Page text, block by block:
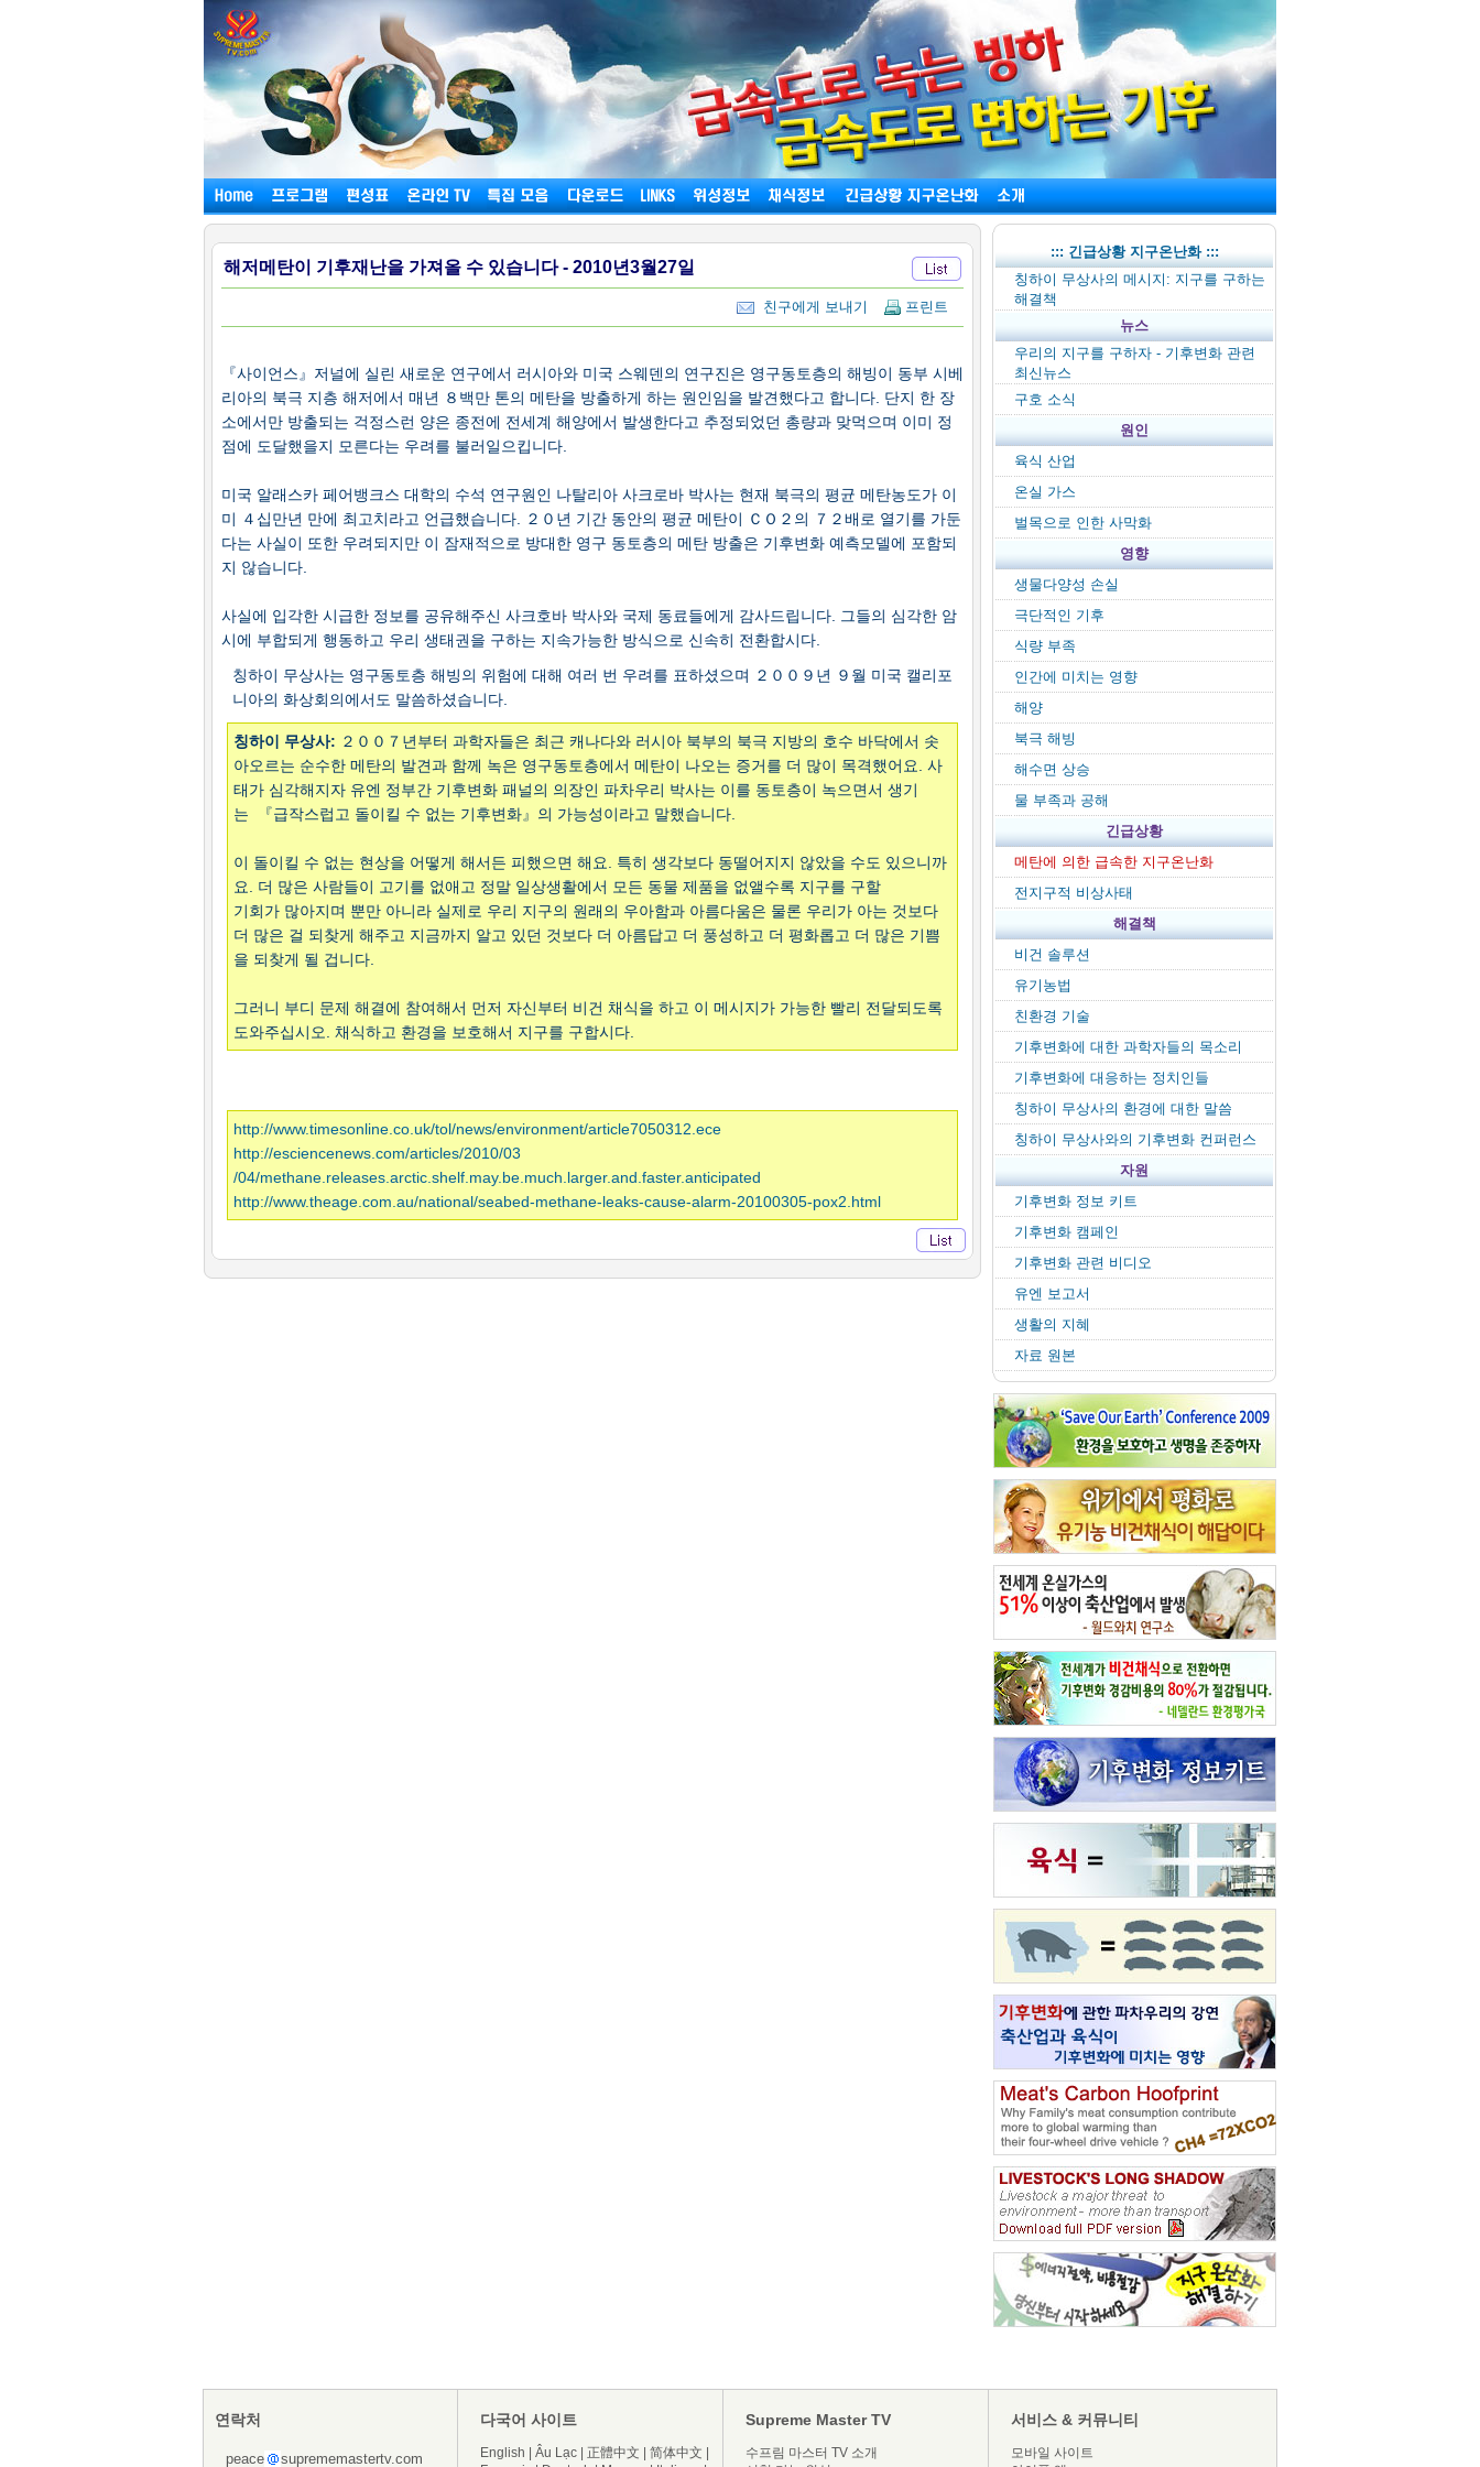
해저메탄이 기후재난을 가져올 수 있습니다 - 2010년3월27일
친구에게 보내기 프린트
『사이언스』저널에 실린 새로운 연구에서 러시아와 미국 스웨덴의 연구진은 영구동토층의 해빙이 동부 시베
리아의 북극 지층 해저에서 매년 ８백만 톤의 메탄을 방출하게 하는 원인임을 발견했다고 합니다. 단지 한 장
소에서만 방출되는 걱정스런 양은 종전에 전세계 해양에서 발생한다고 추정되었던 총량과 맞먹으며 이미 정
점에 도달했을지 모른다는 우려를 불러일으킵니다.
미국 알래스카 페어뱅크스 대학의 수석 연구원인 나탈리아 사크로바 박사는 현재 북극의 평균 메탄농도가 이
미 ４십만년 만에 최고치라고 언급했습니다. ２０년 기간 동안의 평균 메탄이 ＣＯ２의 ７２배로 열기를 가둔
다는 사실이 또한 우려되지만 이 잠재적으로 방대한 영구 동토층의 메탄 방출은 기후변화 예측모델에 포함되
지 않습니다.
사실에 입각한 시급한 정보를 공유해주신 사크호바 박사와 국제 동료들에게 감사드립니다. 그들의 심각한 암
시에 부합되게 행동하고 우리 생태권을 구하는 지속가능한 방식으로 신속히 전환합시다.
칭하이 무상사는 영구동토층 해빙의 위험에 대해 여러 번 우려를 표하셨으며 ２００９년 ９월 미국 캘리포
니아의 화상회의에서도 말씀하셨습니다.
칭하이 무상사: ２００７년부터 과학자들은 최근 캐나다와 러시아 북부의 북극 지방의 호수 바닥에서 솟
아오르는 순수한 메탄의 발견과 함께 녹은 영구동토층에서 메탄이 나오는 증거를 더 많이 목격했어요. 사
태가 심각해지자 유엔 정부간 기후변화 패널의 의장인 파차우리 박사는 이를 동토층이 녹으면서 생기
는 『급작스럽고 돌이킬 수 없는 기후변화』의 가능성이라고 말했습니다.
이 돌이킬 수 없는 현상을 어떻게 해서든 피했으면 해요. 특히 생각보다 동떨어지지 않았을 수도 있으니까
요. 더 많은 사람들이 고기를 없애고 정말 일상생활에서 모든 동물 제품을 없앨수록 지구를 구할
기회가 많아지며 뿐만 아니라 실제로 우리 지구의 원래의 우아함과 아름다움은 물론 우리가 아는 것보다
더 많은 걸 되찾게 해주고 지금까지 알고 있던 것보다 더 아름답고 더 풍성하고 더 평화롭고 더 많은 기쁨
을 되찾게 될 겁니다.
그러니 부디 문제 해결에 참여해서 먼저 자신부터 비건 채식을 하고 이 메시지가 가능한 빨리 전달되도록
도와주십시오. 채식하고 환경을 보호해서 지구를 구합시다.
http://www.timesonline.co.uk/tol/news/environment/article7050312.ece
http://esciencenews.com/articles/2010/03
/04/methane.releases.arctic.shelf.may.be.much.larger.and.faster.anticipated
http://www.theage.com.au/national/seabed-methane-leaks-cause-alarm-20100305-pox2.html
::: 긴급상황 지구온난화 :::
칭하이 무상사의 메시지: 지구를 구하는
해결책
뉴스
우리의 지구를 구하자 - 기후변화 관련
최신뉴스
구호 소식
원인
육식 산업
온실 가스
벌목으로 인한 사막화
영향
생물다양성 손실
극단적인 기후
식량 부족
인간에 미치는 영향
해양
북극 해빙
해수면 상승
물 부족과 공해
긴급상황
메탄에 의한 급속한 지구온난화
전지구적 비상사태
해결책
비건 솔루션
유기농법
친환경 기술
기후변화에 대한 과학자들의 목소리
기후변화에 대응하는 정치인들
칭하이 무상사의 환경에 대한 말씀
칭하이 무상사와의 기후변화 컨퍼런스
자원
기후변화 정보 키트
기후변화 캠페인
기후변화 관련 비디오
유엔 보고서
생활의 지혜
자료 원본
연락처
peace suprememastertv.com
다국어 사이트
English | Âu Lạc | 正體中文 | 简体中文 |
Supreme Master TV
수프림 마스터 TV 소개
서비스 & 커뮤니티
모바일 사이트